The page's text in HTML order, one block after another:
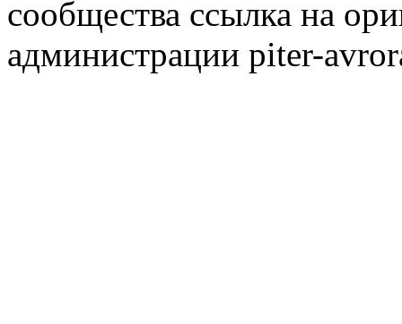
сообщества ссылка на
администрации piter-